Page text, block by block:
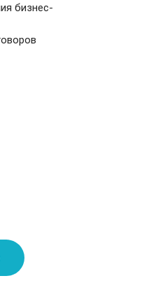
бизнес-